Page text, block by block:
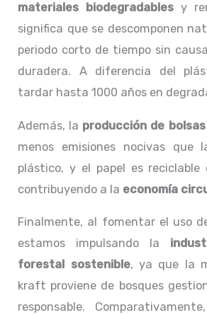
materiales biodegradables y
significa que se descomponen
periodo corto de tiempo sin
duradera. A diferencia del
tardar hasta 1000 años en
Además, la producción de
menos emisiones nocivas que
plástico, y el papel es reciclable
contribuyendo a la economía
Finalmente, al fomentar el uso
estamos impulsando la
forestal sostenible, ya que la
kraft proviene de bosques
responsable.